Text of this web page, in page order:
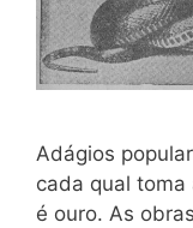
Adágios
cada qual toma
é ouro. As